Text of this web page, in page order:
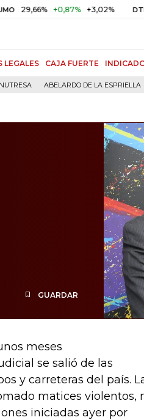
+0,87% +3,02% DTF 10,34%
LEGALES CAJA FUERTE
ABELARDO DE LA ESPRIELLA
GUARDAR
meses
se salió de las
y carreteras del país.
matices violentos,
iniciadas ayer por